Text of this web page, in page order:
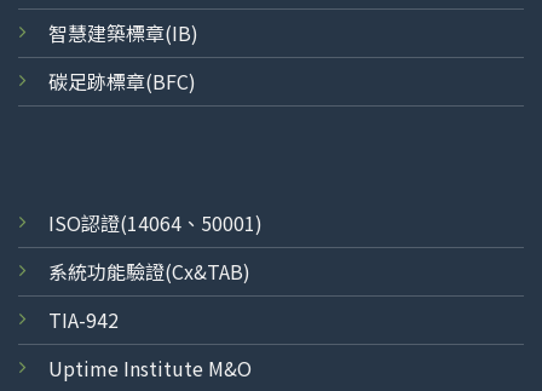
智慧建築標章(IB)
碳足跡標章(BFC)
ISO認證(14064、50001)
系統功能驗證(Cx&TAB)
TIA-942
Uptime Institute M&O